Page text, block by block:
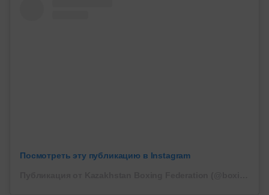
Посмотреть эту публикацию в Instagram